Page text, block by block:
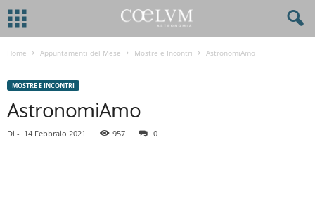
Home Appuntamenti del Mese Mostre e Incontri AstronomiAmo
MOSTRE E INCONTRI
AstronomiAmo
Di - 14 Febbraio 2021 957 0